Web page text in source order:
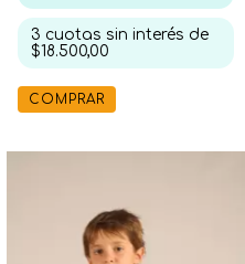
3 cuotas sin interés de
$18.500,00
COMPRAR